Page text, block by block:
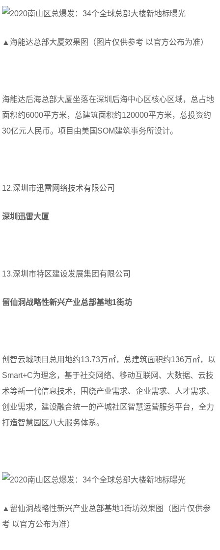
▲海能达总部大厦效果图（图片仅供参考 以官方公布为准）
海能达后海总部大厦坐落在深圳后海中心区核心区域，总占地
面积约6000平方米，总建筑面积约120000平方米，总投资约
30亿元人民币。项目由美国SOM建筑事务所设计。
12.深圳市迅雷网络技术有限公司
深圳迅雷大厦
13.深圳市特区建设发展集团有限公司
留仙洞战略性新兴产业总部基地1街坊
创智云城项目总用地约13.73万㎡，总建筑面积约136万㎡，以
Smart+C为理念，基于社交网络、移动互联网、大数据、云技
术等新一代信息技术，围绕产业需求、企业需求、人才需求、
创业需求，建设融合统一的产城社区智慧运营服务平台，全力
打造智慧园区八大服务体系。
▲留仙洞战略性新兴产业总部基地1街坊效果图（图片仅供参
考 以官方公布为准）